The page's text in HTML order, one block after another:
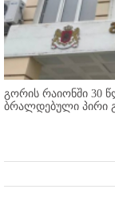
გორის რაიონში 30
ბრალდებული პირი